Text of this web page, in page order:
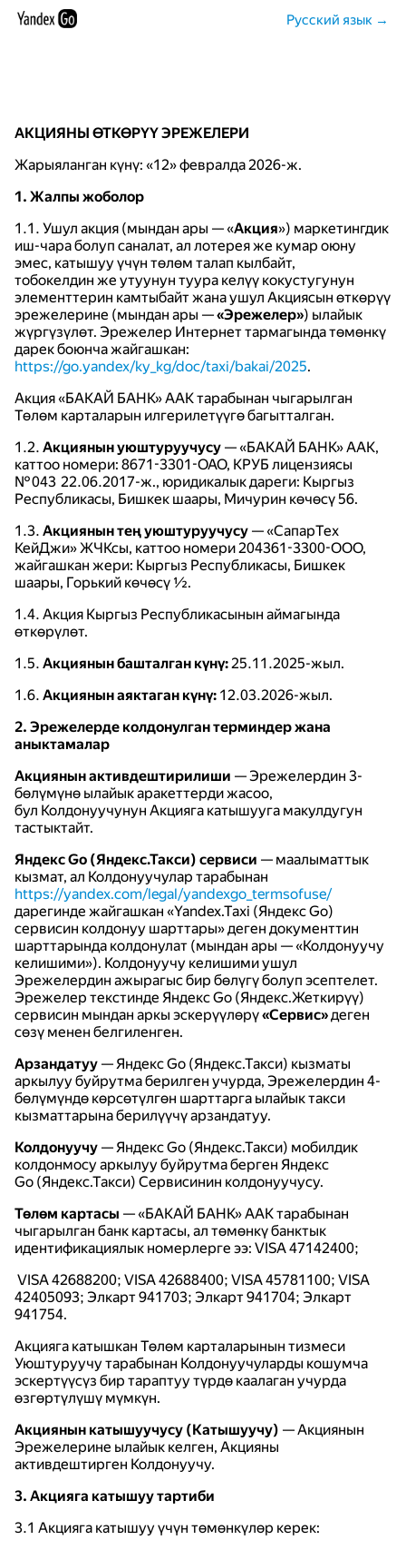
Русский язык →
АКЦИЯНЫ ӨТКӨРҮҮ ЭРЕЖЕЛЕРИ
Жарыяланган күнү: «12» февралда 2026-ж.
1. Жалпы жоболор
1.1. Ушул акция (мындан ары — «Акция») маркетингдик
иш-чара болуп саналат, ал лотерея же кумар оюну
эмес, катышуу үчүн төлөм талап кылбайт,
тобокелдин же утуунун туура келүү кокустугунун
элементтерин камтыбайт жана ушул Акциясын өткөрүү
эрежелерине (мындан ары —«Эрежелер») ылайык
жүргүзүлөт. Эрежелер Интернет тармагында төмөнкү
дарек боюнча жайгашкан:
https://go.yandex/ky_kg/doc/taxi/bakai/2025.
Акция «БАКАЙ БАНК» ААК тарабынан чыгарылган
Төлөм карталарын илгерилетүүгө багытталган.
1.2. Акциянын уюштуруучусу — «БАКАЙ БАНК» ААК,
каттоо номери: 8671-3301-ОАО, КРУБ лицензиясы
№ 043 22.06.2017-ж., юридикалык дареги: Кыргыз
Республикасы, Бишкек шаары, Мичурин көчөсү 56.
1.3. Акциянын тең уюштуруучусу — «СапарТех
КейДжи» ЖЧКсы, каттоо номери 204361-3300-ООО,
жайгашкан жери: Кыргыз Республикасы, Бишкек
шаары, Горький көчөсү ½.
1.4. Акция Кыргыз Республикасынын аймагында
өткөрүлөт.
1.5. Акциянын башталган күнү:25.11.2025-жыл.
1.6. Акциянын аяктаган күнү: 12.03.2026-жыл.
2. Эрежелерде колдонулган терминдер жана
аныктамалар
Акциянын активдештирилиши — Эрежелердин 3-
бөлүмүнө ылайык аракеттерди жасоо,
бул Колдонуучунун Акцияга катышууга макулдугун
тастыктайт.
Яндекс Go (Яндекс.Такси) сервиси — маалыматтык
кызмат, ал Колдонуучулар тарабынан
https://yandex.com/legal/yandexgo_termsofuse/
дарегинде жайгашкан «Yandex.Taxi (Яндекс Go)
сервисин колдонуу шарттары» деген документтин
шарттарында колдонулат (мындан ары — «Колдонуучу
келишими»). Колдонуучу келишими ушул
Эрежелердин ажырагыс бир бөлүгү болуп эсептелет.
Эрежелер текстинде Яндекс Go (Яндекс.Жеткирүү)
сервисин мындан аркы эскерүүлөрү«Сервис»деген
сөзү менен белгиленген.
Арзандатуу — Яндекс Go (Яндекс.Такси) кызматы
аркылуу буйрутма берилген учурда, Эрежелердин 4-
бөлүмүндө көрсөтүлгөн шарттарга ылайык такси
кызматтарына берилүүчү арзандатуу.
Колдонуучу — Яндекс Go (Яндекс.Такси) мобилдик
колдонмосу аркылуу буйрутма берген Яндекс
Go (Яндекс.Такси) Сервисинин колдонуучусу.
Төлөм картасы — «БАКАЙ БАНК» ААК тарабынан
чыгарылган банк картасы, ал төмөнкү банктык
идентификациялык номерлерге ээ: VISA 47142400;
VISA 42688200; VISA 42688400; VISA 45781100; VISA
42405093; Элкарт 941703; Элкарт 941704; Элкарт
941754.
Акцияга катышкан Төлөм карталарынын тизмеси
Уюштуруучу тарабынан Колдонуучуларды кошумча
эскертүүсүз бир тараптуу түрдө каалаган учурда
өзгөртүлүшү мүмкүн.
Акциянын катышуучусу (Катышуучу) — Акциянын
Эрежелерине ылайык келген, Акцияны
активдештирген Колдонуучу.
3. Акцияга катышуу тартиби
3.1 Акцияга катышуу үчүн төмөнкүлөр керек: